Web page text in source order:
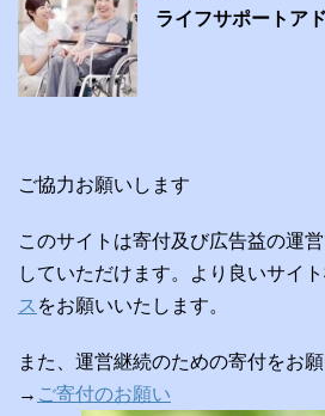
ライフサポートア
ご協力お願いします
このサイトは寄付及び広告益の運
していただけます。より良いサイ
ス をお願いいたします。
また、運営継続のための寄付をお願
→ ご寄付のお願い